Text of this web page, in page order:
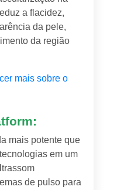
a flacidez,
da pele,
da região
mais sobre o
mais potente que
em um
de pulso para